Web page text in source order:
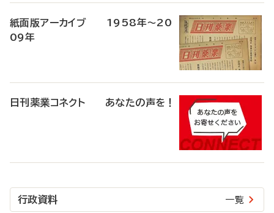
紙面版アーカイブ 1958年～20
09年
日刊薬業コネクト あなたの声を！
行政資料 一覧